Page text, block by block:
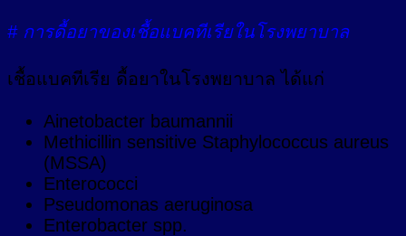
# การดื้อยาของเชื้อแบคทีเรียในโรงพยาบาล
เชื้อแบคทีเรีย ดื้อยาในโรงพยาบาล ได้แก่
Ainetobacter baumannii
Methicillin sensitive Staphylococcus aureus
(MSSA)
Enterococci
Pseudomonas aeruginosa
Enterobacter spp.